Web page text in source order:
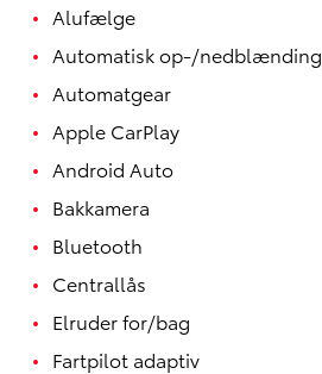
Alufælge
Automatisk op-/nedblænding
Automatgear
Apple CarPlay
Android Auto
Bakkamera
Bluetooth
Centrallås
Elruder for/bag
Fartpilot adaptiv